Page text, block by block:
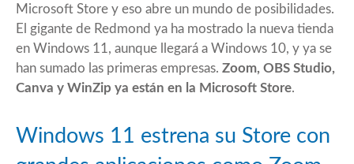
Microsoft Store y eso abre un mundo de posibilidades.
El gigante de Redmond ya ha mostrado la nueva tienda
en Windows 11, aunque llegará a Windows 10, y ya se
han sumado las primeras empresas. Zoom, OBS Studio,
Canva y WinZip ya están en la Microsoft Store.
Windows 11 estrena su Store con